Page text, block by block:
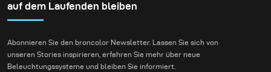
auf dem Laufenden bleiben
Abonnieren Sie den broncolor Newsletter. Lassen Sie sich von
unseren Stories inspirieren, erfahren Sie mehr über neue
Beleuchtungssysteme und bleiben Sie informiert.